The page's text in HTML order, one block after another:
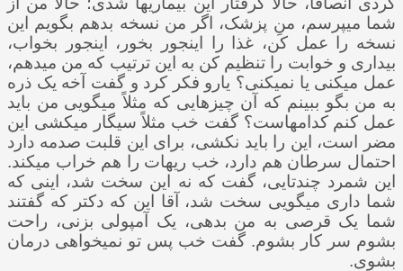
شما می­پرسم، منِ پزشک، اگر من نسخه بدهم بگویم این
نسخه را عمل کن، غذا را اینجور بخور، اینجور بخواب،
بیداری و خوابت را تنظیم کن به این ترتیب که من می­دهم،
عمل می­کنی یا نمی­کنی؟ یارو فکر کرد و گفت آخه یک ذره
به من بگو ببینم که آن چیزهایی که مثلاً می­گویی من باید
عمل کنم کدام­هاست؟ گفت خب مثلاً سیگار می­کشی این
مضر است، این را باید نکشی، برای این قلبت صدمه دارد
احتمال سرطان هم دارد، خب ریه­ات را هم خراب می­کند.
این شمرد چندتایی، گفت که نه این سخت شد، اینی که
شما داری می­گویی سخت شد، آقا این که دکتر که گفتند
شما یک قرصی به من بدهی، یک آمپولی بزنی، راحت
بشوم سر کار بشوم. گفت خب پس تو نمی­خواهی درمان
بشوی.